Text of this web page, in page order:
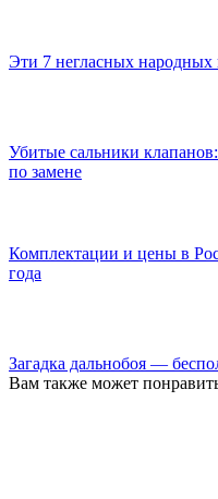
Эти 7 негласных
Убитые сальники
по замене
Комплектации и цены в
года
Загадка дальнобоя —
Вам также может